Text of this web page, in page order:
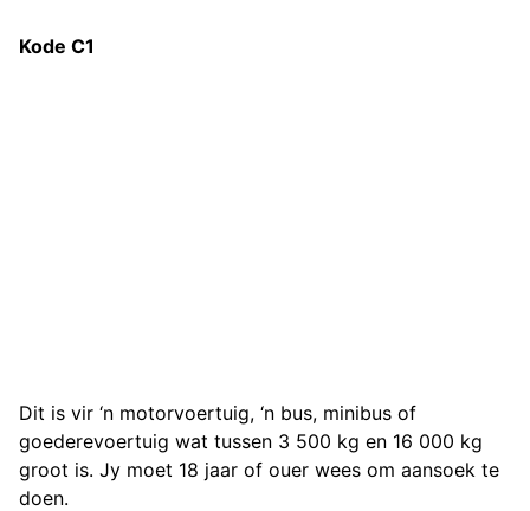
Kode C1
Dit is vir ‘n motorvoertuig, ‘n bus, minibus of
goederevoertuig wat tussen 3 500 kg en 16 000 kg
groot is. Jy moet 18 jaar of ouer wees om aansoek te
doen.